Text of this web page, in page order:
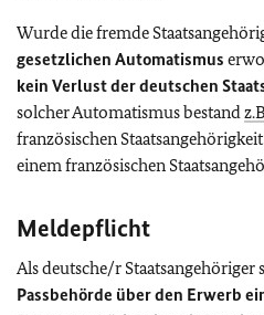
Wurde die fremde
gesetzlichen Automatismus
kein Verlust der deutschen
solcher Automatismus bestand
französischen
einem französischen
Meldepflicht
Als deutsche/r Staatsangehöriger
Passbehörde über den Erwerb